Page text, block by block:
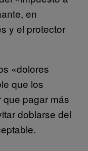
en
y el protector
«dolores
que los
pagar más
doblarse del